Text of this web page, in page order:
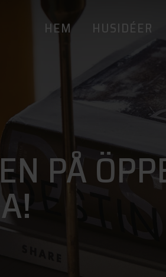
HEM HUSIDÉER
PÅ